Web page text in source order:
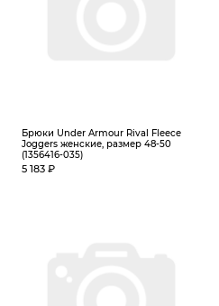
Брюки Under Armour Rival Fleece
Joggers женские, размер 48-50
(1356416-035)
5 183 ₽